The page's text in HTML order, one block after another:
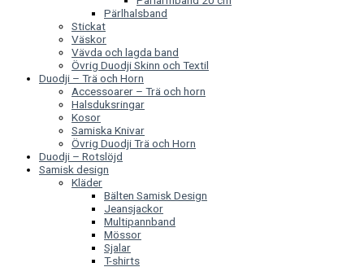
Pärlhalsband
Stickat
Väskor
Vävda och lagda band
Övrig Duodji Skinn och Textil
Duodji – Trä och Horn
Accessoarer – Trä och horn
Halsduksringar
Kosor
Samiska Knivar
Övrig Duodji Trä och Horn
Duodji – Rotslöjd
Samisk design
Kläder
Bälten Samisk Design
Jeansjackor
Multipannband
Mössor
Sjalar
T-shirts